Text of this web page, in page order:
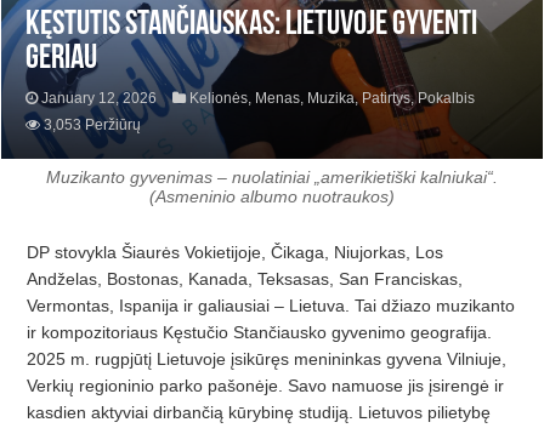
Kęstutis Stančiauskas: Lietuvoje gyventi
geriau
January 12, 2026 Kelionės, Menas, Muzika, Patirtys,Pokalbis
3,053 Peržiūrų
Muzikanto gyvenimas – nuolatiniai „amerikietiški kalniukai“.
(Asmeninio albumo nuotraukos)
DP stovykla Šiaurės Vokietijoje, Čikaga, Niujorkas, Los
Andželas, Bostonas, Kanada, Teksasas, San Franciskas,
Vermontas, Ispanija ir galiausiai – Lietuva. Tai džiazo muzikanto
ir kompozitoriaus Kęstučio Stančiausko gyvenimo geografija.
2025 m. rugpjūtį Lietuvoje įsikūręs menininkas gyvena Vilniuje,
Verkių regioninio parko pašonėje. Savo namuose jis įsirengė ir
kasdien aktyviai dirbančią kūrybinę studiją. Lietuvos pilietybę